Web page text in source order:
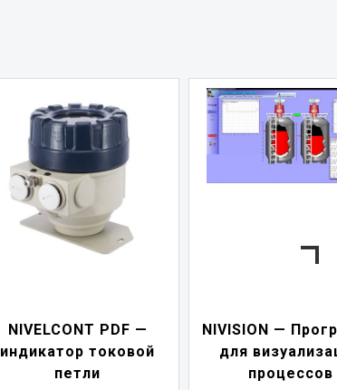
NIVELCONT PDF —
индикатор токовой
петли
NIVISION —
для
процессов